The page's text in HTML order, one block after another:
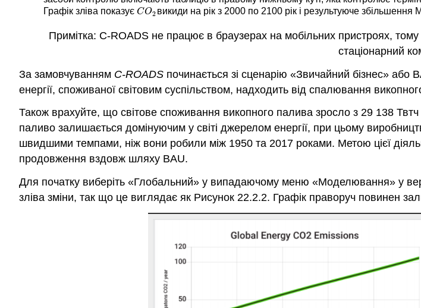
Графік зліва показуєCO2
CO2викиди на рік з 2000 по 2100 рік і результуюче
Примітка: C-ROADS не працює в браузерах на мобільних пристроях,
стаціонарний
За замовчуванням C-ROADS починається зі сценарію «Звичайний бізнес»
енергії, споживаної світовим суспільством, надходить від спалювання
Також врахуйте, що світове споживання викопного палива зросло з 29 138
паливо залишається домінуючим у світі джерелом енергії, при цьому
швидшими темпами, ніж вони робили між 1950 та 2017 роками. Метою цієї
продовження вздовж шляху BAU.
Для початку виберіть «Глобальний» у випадаючому меню «Моделювання» у
зліва зміни, так що це виглядає як Рисунок 22.2.2. Графік праворуч повинен